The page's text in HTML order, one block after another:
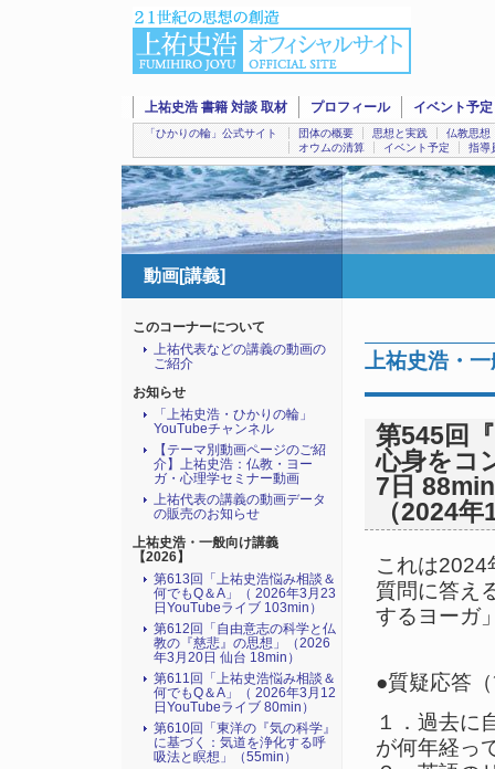
上祐史浩 書籍 対談 取材 プロフィール イベント予定
「ひかりの輪」公式サイト 団体の概要 思想と実践
仏教思想
オウムの清算
イベント予定 指導
動画[講義]
上祐史浩・
第545回
心身をコ
7日
（2024
これは2024
質問に答え
するヨーガ
●質疑応答
１．過去に
が何年経っ
このコーナーについて
上祐代表などの講義の動画の
ご紹介
お知らせ
「上祐史浩・ひかりの輪」
YouTubeチャンネル
【テーマ別動画ページのご紹
介】上祐史浩：仏教・ヨー
ガ・心理学セミナー動画
上祐代表の講義の動画データ
の販売のお知らせ
上祐史浩・一般向け講義
【2026】
第613回「上祐史浩悩み相談＆
何でもQ＆A」（ 2026年3月23
日YouTubeライブ 103min）
第612回「自由意志の科学と仏
教の『慈悲』の思想」（2026
年3月20日 仙台 18min）
第611回「上祐史浩悩み相談＆
何でもQ＆A」（ 2026年3月12
日YouTubeライブ 80min）
第610回「東洋の『気の科学』
に基づく：気道を浄化する呼
吸法と瞑想」（55min）